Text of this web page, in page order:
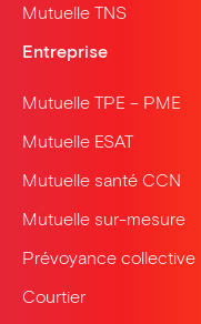
Mutuelle TNS
Entreprise
Mutuelle TPE – PME
Mutuelle ESAT
Mutuelle santé CCN
Mutuelle sur-mesure
Prévoyance collective
Courtier